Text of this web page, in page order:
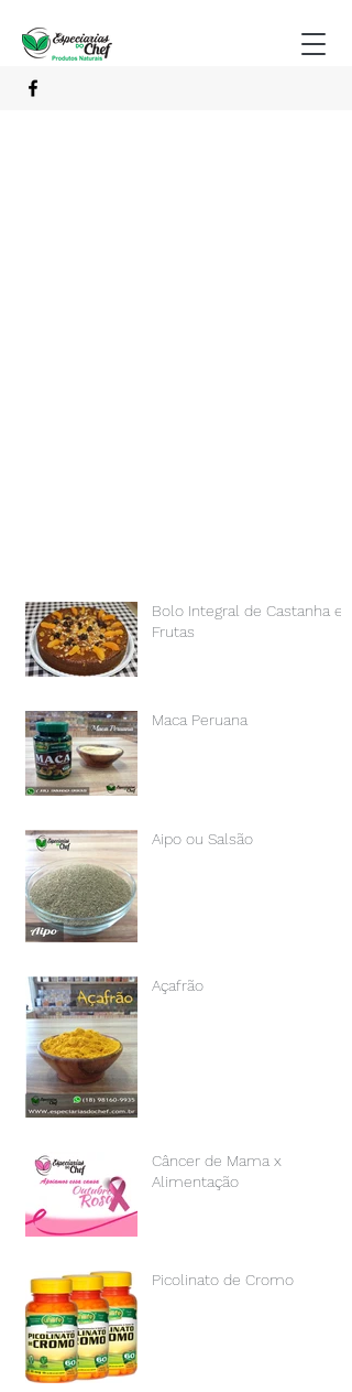
Bolo Integral de Castanha e
Frutas
Maca Peruana
Aipo ou Salsão
Açafrão
Câncer de Mama x
Alimentação
Picolinato de Cromo